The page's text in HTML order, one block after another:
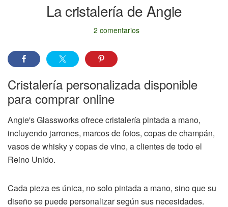
La cristalería de Angie
2 comentarios
Cristalería personalizada disponible
para comprar online
Angie's Glassworks ofrece cristalería pintada a mano,
incluyendo jarrones, marcos de fotos, copas de champán,
vasos de whisky y copas de vino, a clientes de todo el
Reino Unido.
Cada pieza es única, no solo pintada a mano, sino que su
diseño se puede personalizar según sus necesidades.